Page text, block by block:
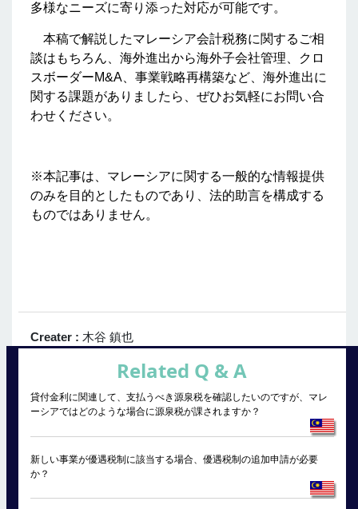
多様なニーズに寄り添った対応が可能です。
本稿で解説したマレーシア会計税務に関するご相
談はもちろん、海外進出から海外子会社管理、クロ
スボーダーM&A、事業戦略再構築など、海外進出に
関する課題がありましたら、ぜひお気軽にお問い合
わせください。
※本記事は、マレーシアに関する一般的な情報提供
のみを目的としたものであり、法的助言を構成する
ものではありません。
Creater : 木谷 鎮也
Related Q & A
貸付金利に関連して、支払うべき源泉税を確認したいのですが、マレ
ーシアではどのような場合に源泉税が課されますか？
新しい事業が優遇税制に該当する場合、優遇税制の追加申請が必要
か？